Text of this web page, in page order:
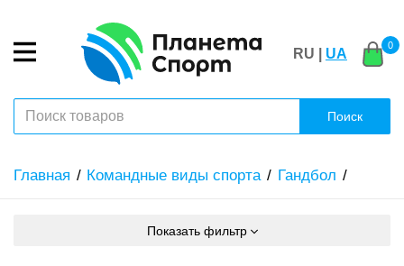
RU | UA
0
Поиск
Главная Командные виды спорта Гандбол
Показать фильтр